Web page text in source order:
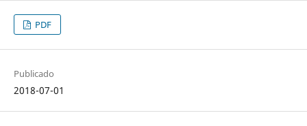
PDF
Publicado
2018-07-01